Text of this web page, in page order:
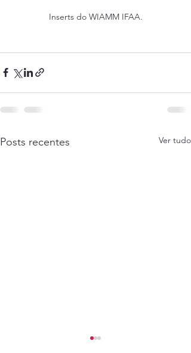
Inserts do WIAMM IFAA.
Posts recentes Ver tudo